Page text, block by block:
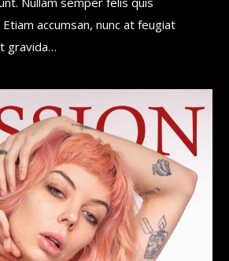
accumsan, nunc at feugiat
gravida…